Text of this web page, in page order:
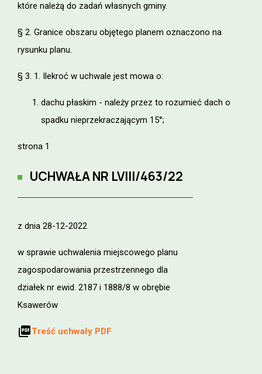
które należą do zadań własnych gminy.
§ 2. Granice obszaru objętego planem oznaczono na
rysunku planu.
§ 3. 1. Ilekroć w uchwale jest mowa o:
dachu płaskim - należy przez to rozumieć dach o
spadku nieprzekraczającym 15°;
strona 1
UCHWAŁA NR LVIII/463/22
z dnia 28-12-2022
w sprawie uchwalenia miejscowego planu
zagospodarowania przestrzennego dla
działek nr ewid. 2187 i 1888/8 w obrębie
Ksawerów
picture_as_pdfTreść uchwały PDF